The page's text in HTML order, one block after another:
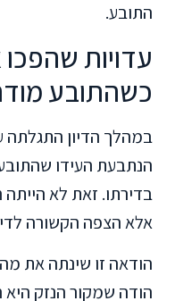
התובע.
עדויות
כשהתובע
במהלך הדיון
הנתבעת העידו
בדירתו. זאת לא
אלא הצפה הקשורה
הודאה זו שינתה את
הודה שמקור הנזק היא